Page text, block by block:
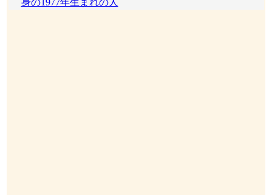
身の1977年生まれの人